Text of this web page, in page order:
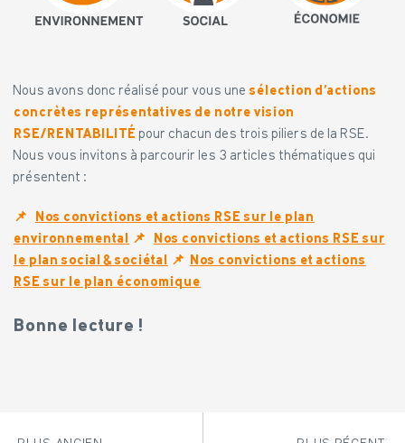
Nous avons donc réalisé pour vous une sélection d’actions
concrètes représentatives de notre vision
RSE/RENTABILITÉ pour chacun des trois piliers de la RSE.
Nous vous invitons à parcourir les 3 articles thématiques qui
présentent :
📌
Nos convictions et actions RSE sur le plan
environnemental
📌
Nos convictions et actions RSE sur
le plan social & sociétal
📌
Nos convictions et actions
RSE sur le plan économique
Bonne lecture !